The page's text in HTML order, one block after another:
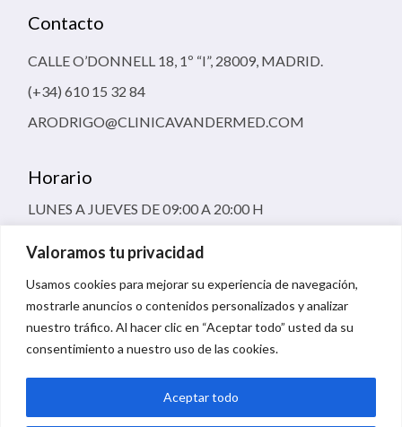
Valoramos tu privacidad
Usamos cookies para mejorar su experiencia de navegación,
mostrarle anuncios o contenidos personalizados y analizar
nuestro tráfico. Al hacer clic en “Aceptar todo” usted da su
consentimiento a nuestro uso de las cookies.
Aceptar todo
Contacto
CALLE O’DONNELL 18, 1º “I”, 28009, MADRID.
(+34) 610 15 32 84
ARODRIGO@CLINICAVANDERMED.COM
Horario
LUNES A JUEVES DE 09:00 A 20:00 H
POLÍTICA DE PRIVACIDAD